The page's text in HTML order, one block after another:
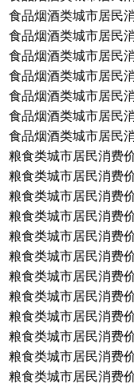
食品烟酒类城市居民
食品烟酒类城市居民
食品烟酒类城市居民
食品烟酒类城市居民
食品烟酒类城市居民
食品烟酒类城市居民
食品烟酒类城市居民
粮食类城市居民消费
粮食类城市居民消费
粮食类城市居民消费
粮食类城市居民消费
粮食类城市居民消费
粮食类城市居民消费
粮食类城市居民消费
粮食类城市居民消费
粮食类城市居民消费
粮食类城市居民消费
粮食类城市居民消费
粮食类城市居民消费